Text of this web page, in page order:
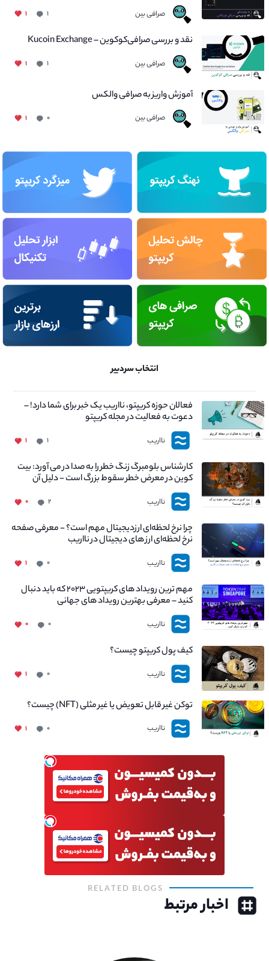
صرافی بین ۱ ۱
نقد و بررسی صرافی‌کوکوین – Kucoin Exchange
صرافی بین ۱ ۱
آموزش واریز به صرافی والکس
صرافی بین ۰ ۱
انتخاب سردبیر
فعالان حوزه کریپتو، نااریب یک خبر برای شما دارد! –
دعوت به فعالیت در مجله کریپتو
نااریب ۱ ۱
کارشناس بلومبرگ زنگ خطر را به صدا در می آورد: بیت
کوین در معرض خطر سقوط بزرگ است - دلیل آن
چیست؟
نااریب ۲ ۰
چرا نرخ لحظه‌ای ارزدیجیتال مهم است؟ - معرفی صفحه
نرخ لحظه‌ای ارز های دیجیتال در نااریب
نااریب ۰ ۱
مهم ترین رویداد های کریپتویی ۲۰۲۳ که باید دنبال
کنید – معرفی بهترین رویداد های جهانی
نااریب ۰ ۰
کیف پول کریپتو چیست؟
نااریب ۰ ۱
توکن غیر قابل تعویض یا غیر مثلی (NFT) چیست؟
نااریب ۰ ۱
RELATED BLOGS
اخبار مرتبط